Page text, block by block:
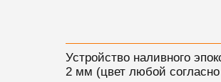
Устройство наливного
2 мм (цвет любой